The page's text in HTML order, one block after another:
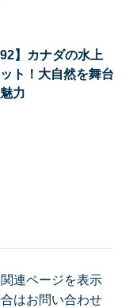
】カナダの水上
ト！大自然を舞台
力
連ページを表示
はお問い合わせ